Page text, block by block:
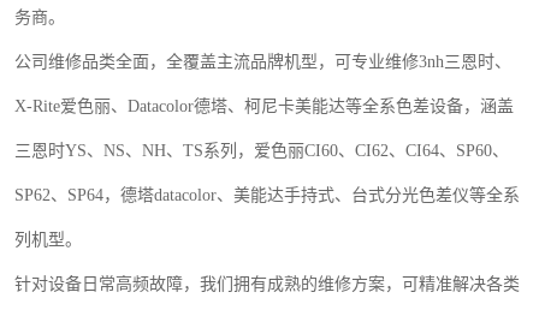
务商。
公司维修品类全面，全覆盖主流品牌机型，可专业维修3nh三恩时、
X-Rite爱色丽、 Datacolor德塔、柯尼卡美能达等全系色差设备，涵盖
三恩时YS、 NS、 NH、 TS系列，爱色丽CI60、 CI62、 CI64、 SP60、
SP62、 SP64，德塔datacolor、美能达手持式、台式分光色差仪等全系
列机型。
针对设备日常高频故障，我们拥有成熟的维修方案，可精准解决各类